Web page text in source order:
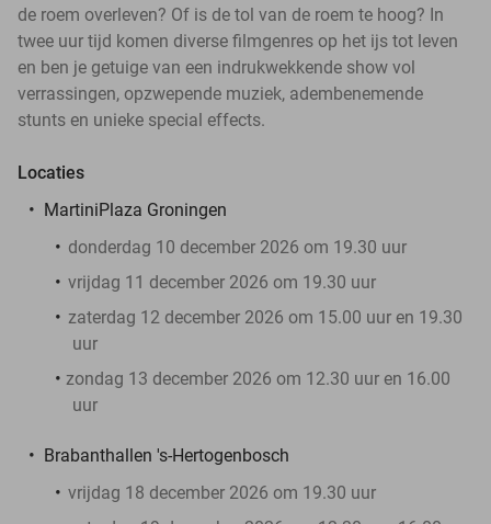
de roem overleven? Of is de tol van de roem te hoog? In
twee uur tijd komen diverse filmgenres op het ijs tot leven
en ben je getuige van een indrukwekkende show vol
verrassingen, opzwepende muziek, adembenemende
stunts en unieke special effects.
Locaties
MartiniPlaza Groningen
donderdag 10 december 2026 om 19.30 uur
vrijdag 11 december 2026 om 19.30 uur
zaterdag 12 december 2026 om 15.00 uur en 19.30
uur
zondag 13 december 2026 om 12.30 uur en 16.00
uur
Brabanthallen 's-Hertogenbosch
vrijdag 18 december 2026 om 19.30 uur